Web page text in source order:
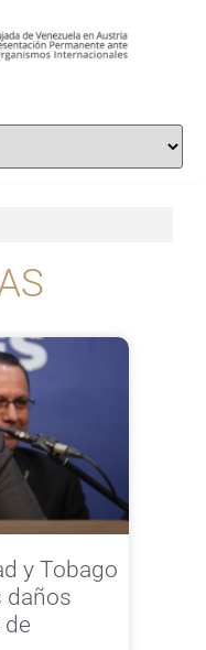
y Tobago
daños